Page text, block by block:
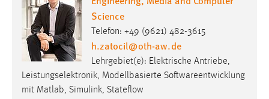
Science
Telefon: +49 (9621) 482-3615
h.zatocil@oth-aw.de
Lehrgebiet(e): Elektrische Antriebe,
Leistungselektronik, Modellbasierte Softwareentwicklung
mit Matlab, Simulink, Stateflow